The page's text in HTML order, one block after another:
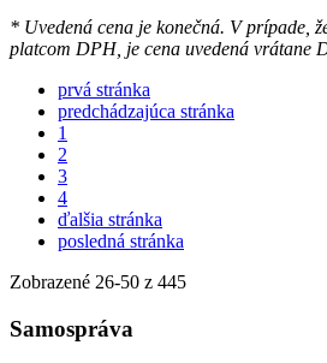
* Uvedená cena je konečná. V prípade,
platcom DPH, je cena uvedená vrátane
prvá stránka
predchádzajúca stránka
1
2
3
4
ďalšia stránka
posledná stránka
Zobrazené 26-50 z 445
Samospráva